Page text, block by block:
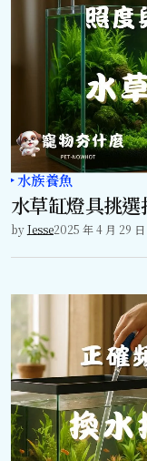
水族養魚
水草缸燈具挑選
byJesse2025 年 4 月 29 日